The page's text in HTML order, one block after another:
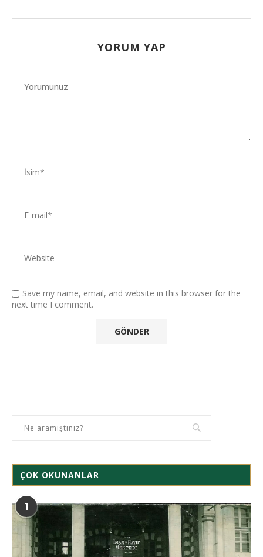
YORUM YAP
Save my name, email, and website in this browser for the
next time I comment.
ÇOK OKUNANLAR
1